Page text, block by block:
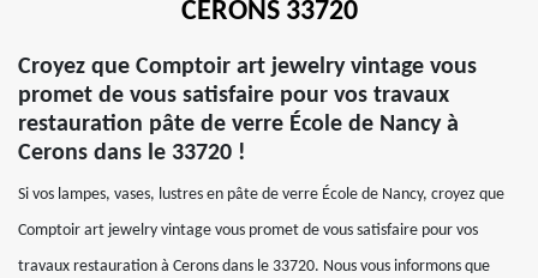
CERONS 33720
Croyez que Comptoir art jewelry vintage vous
promet de vous satisfaire pour vos travaux
restauration pâte de verre École de Nancy à
Cerons dans le 33720 !
Si vos lampes, vases, lustres en pâte de verre École de Nancy, croyez que
Comptoir art jewelry vintage vous promet de vous satisfaire pour vos
travaux restauration à Cerons dans le 33720. Nous vous informons que